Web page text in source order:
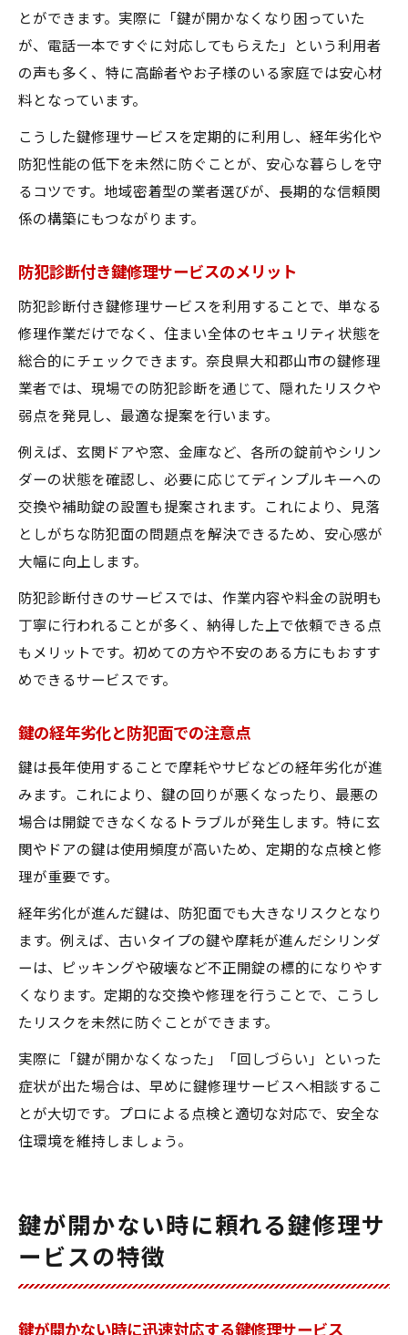
とができます。実際に「鍵が開かなくなり困っていた
が、電話一本ですぐに対応してもらえた」という利用者
の声も多く、特に高齢者やお子様のいる家庭では安心材
料となっています。
こうした鍵修理サービスを定期的に利用し、経年劣化や
防犯性能の低下を未然に防ぐことが、安心な暮らしを守
るコツです。地域密着型の業者選びが、長期的な信頼関
係の構築にもつながります。
防犯診断付き鍵修理サービスのメリット
防犯診断付き鍵修理サービスを利用することで、単なる
修理作業だけでなく、住まい全体のセキュリティ状態を
総合的にチェックできます。奈良県大和郡山市の鍵修理
業者では、現場での防犯診断を通じて、隠れたリスクや
弱点を発見し、最適な提案を行います。
例えば、玄関ドアや窓、金庫など、各所の錠前やシリン
ダーの状態を確認し、必要に応じてディンプルキーへの
交換や補助錠の設置も提案されます。これにより、見落
としがちな防犯面の問題点を解決できるため、安心感が
大幅に向上します。
防犯診断付きのサービスでは、作業内容や料金の説明も
丁寧に行われることが多く、納得した上で依頼できる点
もメリットです。初めての方や不安のある方にもおすす
めできるサービスです。
鍵の経年劣化と防犯面での注意点
鍵は長年使用することで摩耗やサビなどの経年劣化が進
みます。これにより、鍵の回りが悪くなったり、最悪の
場合は開錠できなくなるトラブルが発生します。特に玄
関やドアの鍵は使用頻度が高いため、定期的な点検と修
理が重要です。
経年劣化が進んだ鍵は、防犯面でも大きなリスクとなり
ます。例えば、古いタイプの鍵や摩耗が進んだシリンダ
ーは、ピッキングや破壊など不正開錠の標的になりやす
くなります。定期的な交換や修理を行うことで、こうし
たリスクを未然に防ぐことができます。
実際に「鍵が開かなくなった」「回しづらい」といった
症状が出た場合は、早めに鍵修理サービスへ相談するこ
とが大切です。プロによる点検と適切な対応で、安全な
住環境を維持しましょう。
鍵が開かない時に頼れる鍵修理サ
ービスの特徴
鍵が開かない時に迅速対応する鍵修理サービス